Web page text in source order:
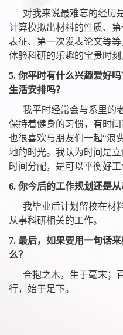
对我来说最难忘的经历
计算模拟出材料的性质、
表征、第一次发表论文等
体验科研的乐趣的宝贵时刻
5. 你平时有什么兴趣爱好
生活安排吗？
我平时经常会与系里的
保持着健身的习惯，有时
也很喜欢与朋友们一起“浪
地的时光。我认为时间是
时间分配，是可以平衡好工
6. 你今后的工作规划还是从
我毕业后计划留校在材
从事科研相关的工作。
7. 最后，如果要用一句话
么？
合抱之木，生于毫末；
行，始于足下。